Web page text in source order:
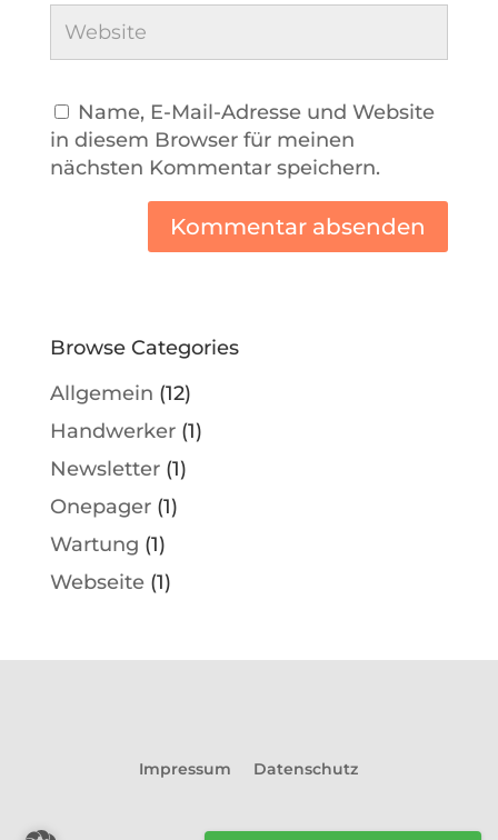
Name, E-Mail-Adresse und Website
in diesem Browser für meinen
nächsten Kommentar speichern.
Browse Categories
Allgemein (12)
Handwerker(1)
Newsletter(1)
Onepager(1)
Wartung (1)
Webseite(1)
Impressum Datenschutz